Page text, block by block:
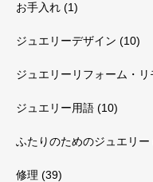
お手入れ (1)
ジュエリーデザイン (10)
ジュエリーリフォーム・リ
ジュエリー用語 (10)
ふたりのためのジュエリー
修理 (39)